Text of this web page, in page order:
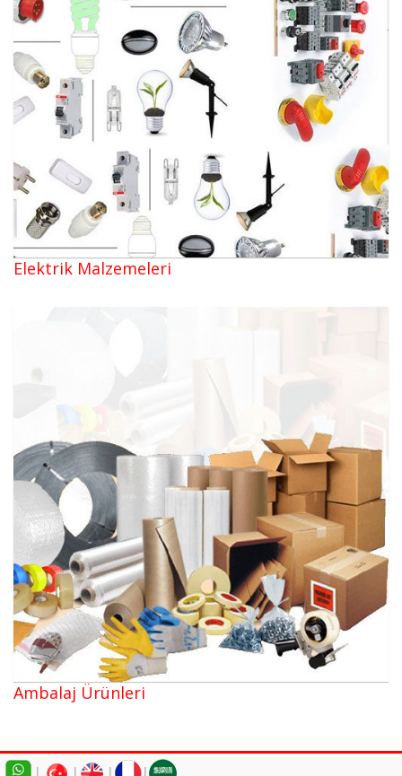
Elektrik Malzemeleri
Ambalaj Ürünleri
| | | |